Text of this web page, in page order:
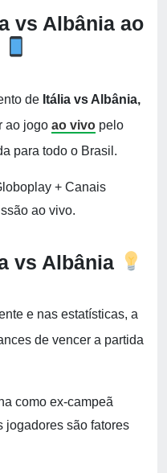
vs Albânia ao
de Itália vs Albânia,
ao jogo ao vivo pelo
para todo o Brasil.
+ Canais
ao vivo.
vs Albânia
e nas estatísticas, a
de vencer a partida
como ex-campeã
jogadores são fatores